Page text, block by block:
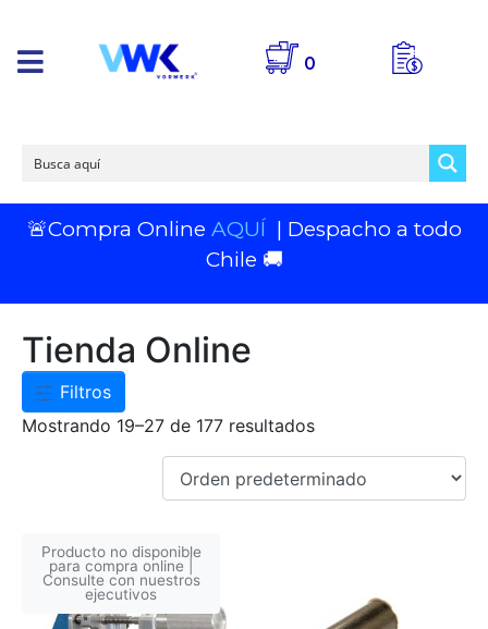
0
🚨Compra Online AQUÍ | Despacho a todo
Chile 🚚
Tienda Online
Filtros
Mostrando 19–27 de 177 resultados
Producto no disponible
para compra online |
Consulte con nuestros
ejecutivos